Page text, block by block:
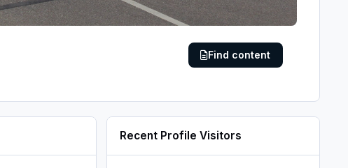
Find content
Recent Profile Visitors